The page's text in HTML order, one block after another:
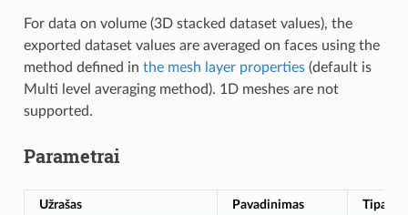
For data on volume (3D stacked dataset values), the
exported dataset values are averaged on faces using the
method defined in the mesh layer properties(default is
Multi level averaging method). 1D meshes are not
supported.
Parametrai
Užrašas Pavadinimas Tipas